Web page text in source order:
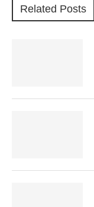
Related Posts